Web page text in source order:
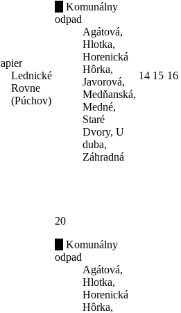
Lednické
Rovne
(Púchov)
Komunálny
odpad
Agátová,
Hlotka,
Horenická
Hôrka,
Javorová,
Medňanská,
Medné,
Staré
Dvory, U
duba,
Záhradná
14 15 16
20
Komunálny
odpad
Agátová,
Hlotka,
Horenická
Hôrka,